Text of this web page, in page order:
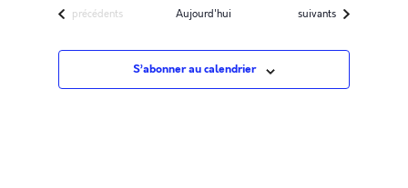
Évènements
précédents Aujourd'hui Évènements
suivants
S’abonner au calendrier